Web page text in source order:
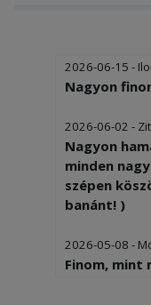
2026-06-15 -
Nagyon
2026-06-02 -
Nagyon
minden
szépen
banánt! )
2026-05-08 -
Finom, mint